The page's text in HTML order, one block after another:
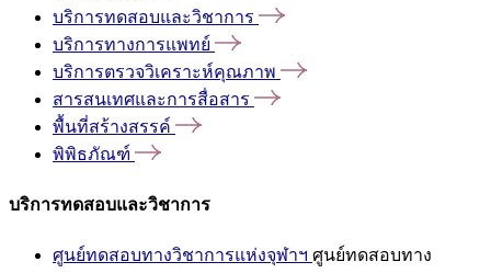
บริการทดสอบและวิชาการ
บริการทางการแพทย์
บริการตรวจวิเคราะห์คุณภาพ
สารสนเทศและการสื่อสาร
พื้นที่สร้างสรรค์
พิพิธภัณฑ์
บริการทดสอบและวิชาการ
ศูนย์ทดสอบทางวิชาการแห่งจุฬาฯ ศูนย์ทดสอบทาง